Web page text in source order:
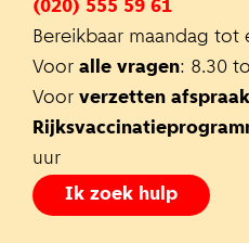
(020) 555 59 61
Bereikbaar maandag tot
Voor alle vragen: 8.30
Voor verzetten afspraak
uur
Ik zoek hulp